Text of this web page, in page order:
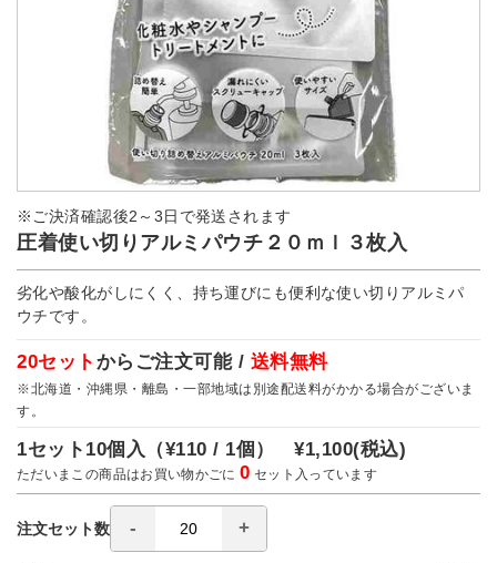
※ご決済確認後2～3日で発送されます
圧着使い切りアルミパウチ２０ｍｌ３枚入
劣化や酸化がしにくく、持ち運びにも便利な使い切りアルミパ
ウチです。
20セット からご注文可能 / 送料無料
※北海道・沖縄県・離島・一部地域は別途配送料がかかる場合がございま
す。
1セット10個入（¥110 / 1個）¥1,100(税込)
ただいまこの商品はお買い物かごに0 セット入っています
注文セット数